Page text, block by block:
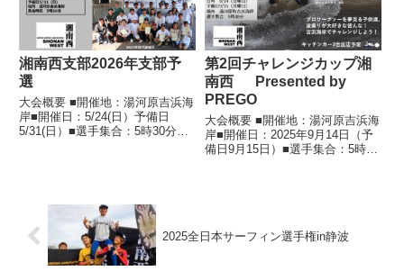
湘南西支部2026年支部予
選
大会概要 ■開催地：湯河原吉浜海
岸■開催日：5/24(日）予備日
5/31(日）■選手集合：5時30分
ー期間：4/5...
第2回チャレンジカップ湘
南西 Presented by
PREGO
大会概要 ■開催地：湯河原吉浜海
岸■開催日：2025年9月14日（予
備日9月15日）■選手集合：5時30
2025全日本サーフィン選手権in静波